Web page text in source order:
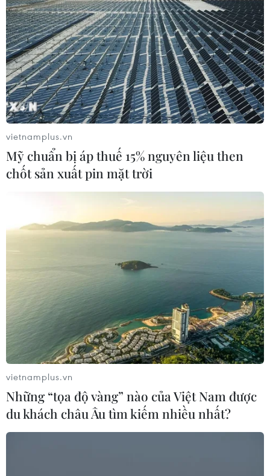
vietnamplus.vn
Mỹ chuẩn bị áp thuế 15% nguyên liệu then
chốt sản xuất pin mặt trời
vietnamplus.vn
Những “tọa độ vàng” nào của Việt Nam được
du khách châu Âu tìm kiếm nhiều nhất?